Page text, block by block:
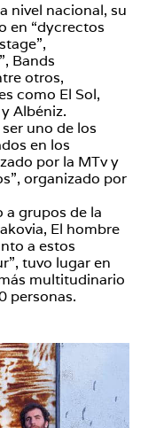
nivel nacional, su
en “dycrectos
Bands
otros,
como El Sol,
Albéniz.
uno de los
en los
por la MTv y
organizado por
grupos de la
El hombre
a estos
tuvo lugar en
multitudinario
personas.